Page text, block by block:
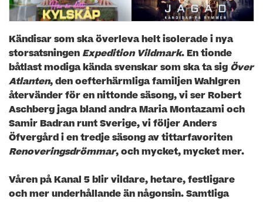
Kändisar som ska överleva helt isolerade i nya
storsatsningen Expedition Vildmark. En tionde
båtlast modiga kända svenskar som ska ta sig Över
Atlanten, den oefterhärmliga familjen Wahlgren
återvänder för en nittonde säsong, vi ser Robert
Aschberg jaga bland andra Maria Montazami och
Samir Badran runt Sverige, vi följer Anders
Öfvergård i en tredje säsong av tittarfavoriten
Renoveringsdrömmar, och mycket, mycket mer.
Våren på Kanal 5 blir vildare, hetare, festligare
och mer underhållande än någonsin. Samtliga